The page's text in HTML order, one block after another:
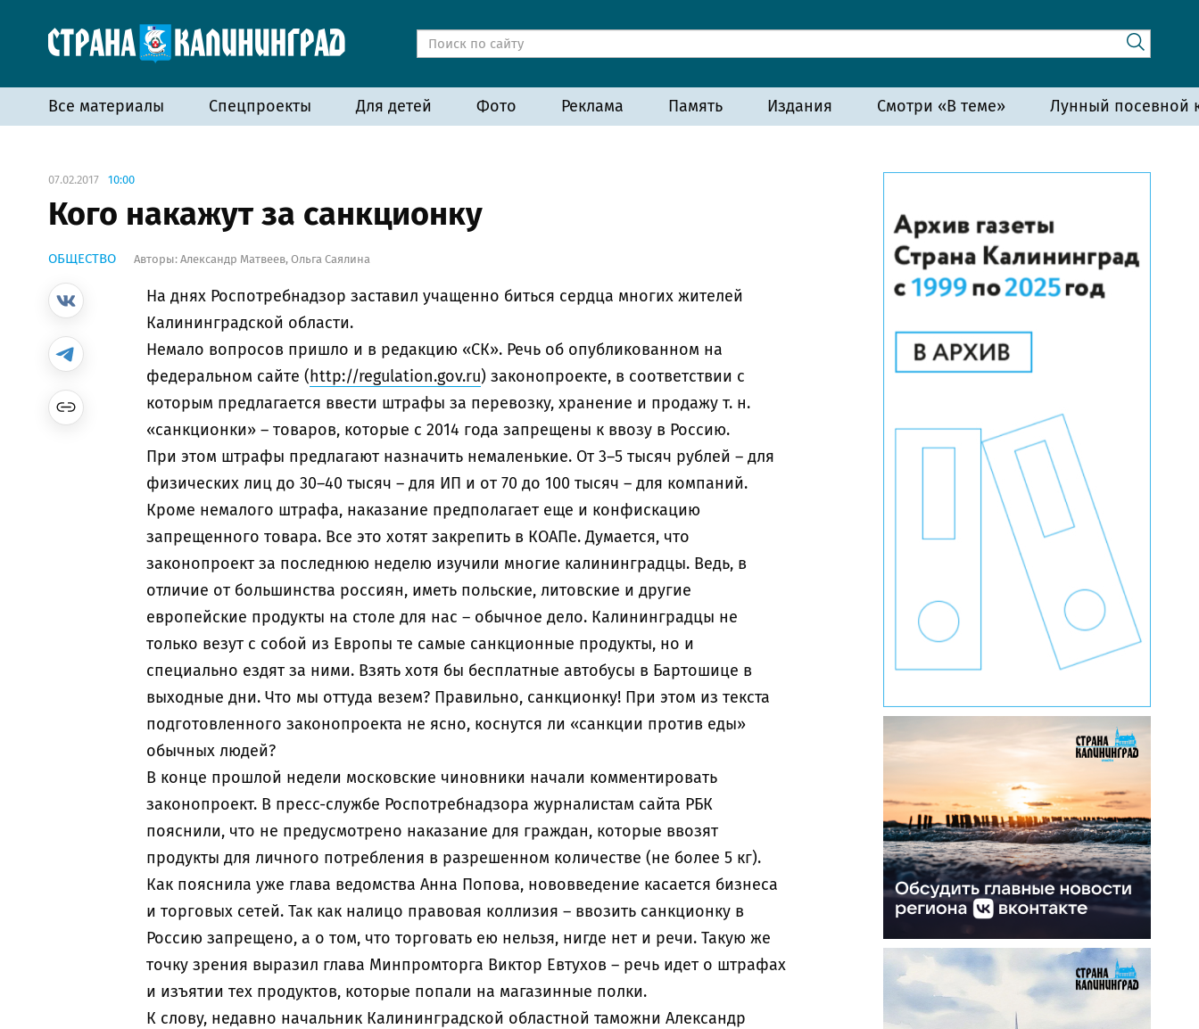
Все материалы Спецпроекты Для детей Фото Реклама Память Издания Смотри «В теме» Лунный посевной
07.02.2017 10:00
Кого накажут за санкционку
ОБЩЕСТВО Авторы: Александр Матвеев, Ольга Саялина
На днях Роспотребнадзор заставил учащенно биться сердца многих жителей
Калининградской области.
Немало вопросов пришло и в редакцию «СК». Речь об опубликованном на
федеральном сайте (http://regulation.gov.ru) законопроекте, в соответствии с
которым предлагается ввести штрафы за перевозку, хранение и продажу т. н.
«санкционки» – товаров, которые с 2014 года запрещены к ввозу в Россию.
При этом штрафы предлагают назначить немаленькие. От 3–5 тысяч рублей – для
физических лиц до 30–40 тысяч – для ИП и от 70 до 100 тысяч – для компаний.
Кроме немалого штрафа, наказание предполагает еще и конфискацию
запрещенного товара. Все это хотят закрепить в КОАПе. Думается, что
законопроект за последнюю неделю изучили многие калининградцы. Ведь, в
отличие от большинства россиян, иметь польские, литовские и другие
европейские продукты на столе для нас – обычное дело. Калининградцы не
только везут с собой из Европы те самые санкционные продукты, но и
специально ездят за ними. Взять хотя бы бесплатные автобусы в Бартошице в
выходные дни. Что мы оттуда везем? Правильно, санкционку! При этом из текста
подготовленного законопроекта не ясно, коснутся ли «санкции против еды»
обычных людей?
В конце прошлой недели московские чиновники начали комментировать
законопроект. В пресс-службе Роспотребнадзора журналистам сайта РБК
пояснили, что не предусмотрено наказание для граждан, которые ввозят
продукты для личного потребления в разрешенном количестве (не более 5 кг).
Как пояснила уже глава ведомства Анна Попова, нововведение касается бизнеса
и торговых сетей. Так как налицо правовая коллизия – ввозить санкционку в
Россию запрещено, а о том, что торговать ею нельзя, нигде нет и речи. Такую же
точку зрения выразил глава Минпромторга Виктор Евтухов – речь идет о штрафах
и изъятии тех продуктов, которые попали на магазинные полки.
К слову, недавно начальник Калининградской областной таможни Александр